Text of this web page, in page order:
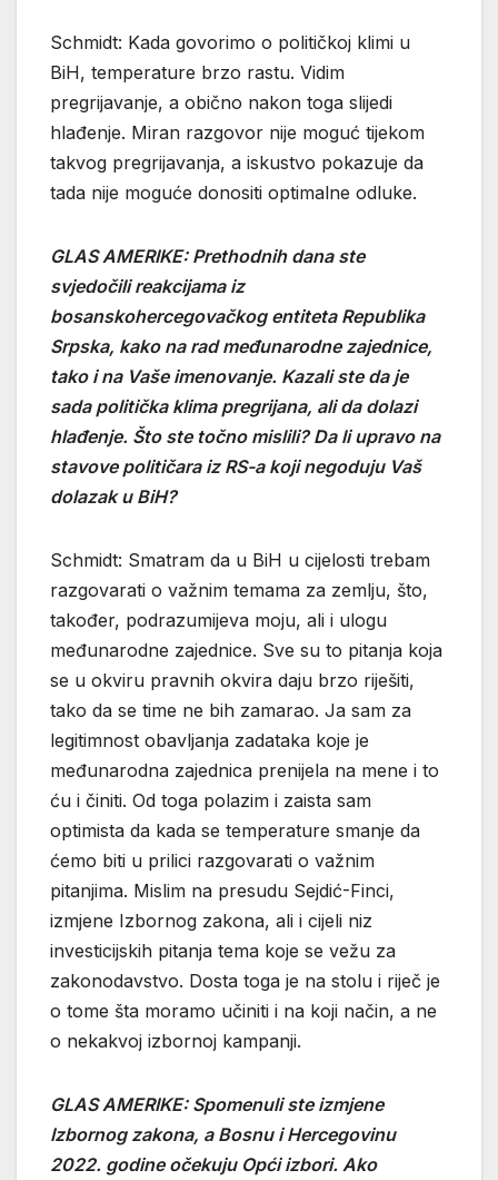
Schmidt: Kada govorimo o političkoj klimi u
BiH, temperature brzo rastu. Vidim
pregrijavanje, a obično nakon toga slijedi
hlađenje. Miran razgovor nije moguć tijekom
takvog pregrijavanja, a iskustvo pokazuje da
tada nije moguće donositi optimalne odluke.
GLAS AMERIKE: Prethodnih dana ste
svjedočili reakcijama iz
bosanskohercegovačkog entiteta Republika
Srpska, kako na rad međunarodne zajednice,
tako i na Vaše imenovanje. Kazali ste da je
sada politička klima pregrijana, ali da dolazi
hlađenje. Što ste točno mislili? Da li upravo na
stavove političara iz RS-a koji negoduju Vaš
dolazak u BiH?
Schmidt: Smatram da u BiH u cijelosti trebam
razgovarati o važnim temama za zemlju, što,
također, podrazumijeva moju, ali i ulogu
međunarodne zajednice. Sve su to pitanja koja
se u okviru pravnih okvira daju brzo riješiti,
tako da se time ne bih zamarao. Ja sam za
legitimnost obavljanja zadataka koje je
međunarodna zajednica prenijela na mene i to
ću i činiti. Od toga polazim i zaista sam
optimista da kada se temperature smanje da
ćemo biti u prilici razgovarati o važnim
pitanjima. Mislim na presudu Sejdić-Finci,
izmjene Izbornog zakona, ali i cijeli niz
investicijskih pitanja tema koje se vežu za
zakonodavstvo. Dosta toga je na stolu i riječ je
o tome šta moramo učiniti i na koji način, a ne
o nekakvoj izbornoj kampanji.
GLAS AMERIKE: Spomenuli ste izmjene
Izbornog zakona, a Bosnu i Hercegovinu
2022. godine očekuju Opći izbori. Ako